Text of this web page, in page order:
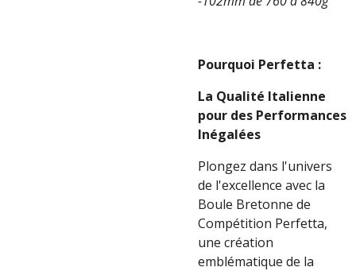
Pourquoi Perfetta :
La Qualité Italienne
pour des Performances
Inégalées
Plongez dans l'univers
de l'excellence avec la
Boule Bretonne de
Compétition Perfetta,
une création
emblématique de la